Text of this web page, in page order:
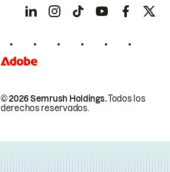
© 2026 Semrush Holdings.Todos los
derechos reservados.